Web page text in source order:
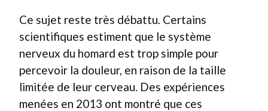
Ce sujet reste très débattu. Certains
scientifiques estiment que le système
nerveux du homard est trop simple pour
percevoir la douleur, en raison de la taille
limitée de leur cerveau. Des expériences
menées en 2013 ont montré que ces